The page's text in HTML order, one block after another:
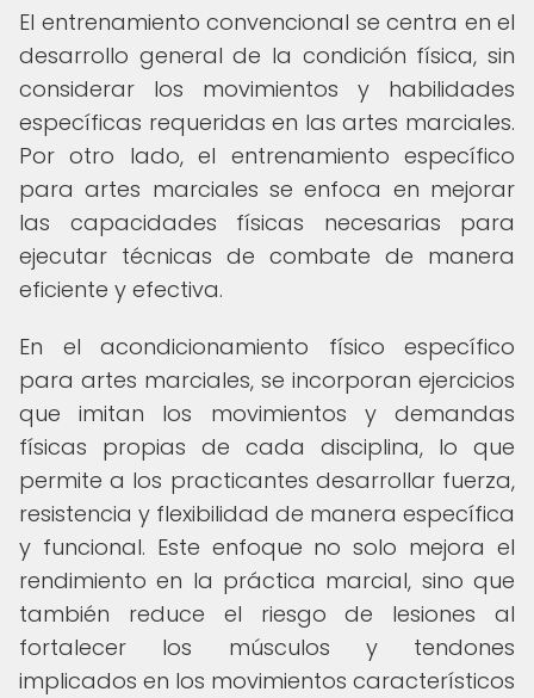
El entrenamiento convencional se centra en el
desarrollo general de la condición física, sin
considerar los movimientos y habilidades
específicas requeridas en las artes marciales.
Por otro lado, el entrenamiento específico
para artes marciales se enfoca en mejorar
las capacidades físicas necesarias para
ejecutar técnicas de combate de manera
eficiente y efectiva.
En el acondicionamiento físico específico
para artes marciales, se incorporan ejercicios
que imitan los movimientos y demandas
físicas propias de cada disciplina, lo que
permite a los practicantes desarrollar fuerza,
resistencia y flexibilidad de manera específica
y funcional. Este enfoque no solo mejora el
rendimiento en la práctica marcial, sino que
también reduce el riesgo de lesiones al
fortalecer los músculos y tendones
implicados en los movimientos característicos